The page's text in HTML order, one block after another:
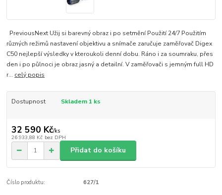
PreviousNext Užij si barevný obraz i po setmění Použití 24/7 Použitím
různých režimů nastavení objektivu a snímače zaručuje zaměřovač Digex
C50 nejlepší výsledky v kteroukoli denní dobu. Ráno i za soumraku, přes
den i po půlnoci je obraz jasný a detailní. V zaměřovači s jemným full HD
r... celý popis
Dostupnost Skladem 1 ks
32 590 Kč/ks
26 933,88 Kč bez DPH
Přidat do košíku
Číslo produktu: 627/1